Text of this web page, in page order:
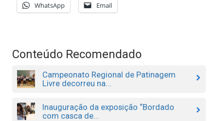
WhatsApp Email
Conteúdo Recomendado
Campeonato Regional de Patinagem
Livre decorreu na...
Inauguração da exposição “Bordado
com casca de...